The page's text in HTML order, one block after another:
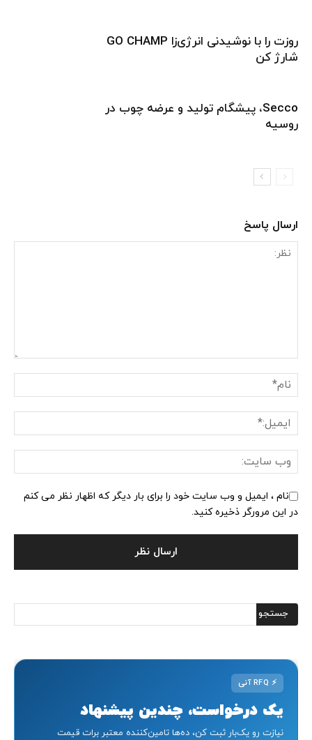
روزت را با نوشیدنی انرژی‌زا GO CHAMP
شارژ کن
Secco، پیشگام تولید و عرضه چوب در
روسیه
ارسال پاسخ
نام ، ایمیل و وب سایت خود را برای بار دیگر که اظهار نظر می کنم
در این مرورگر ذخیره کنید.
⚡
یک درخواست، چندین پیشنهاد
نیازت رو یک‌بار ثبت کن، ده‌ها تامین‌کننده معتبر برات قیمت